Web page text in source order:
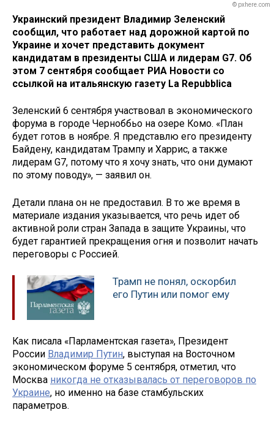
© pxhere.com
Украинский президент Владимир Зеленский
сообщил, что работает над дорожной картой по
Украине и хочет представить документ
кандидатам в президенты США и лидерам G7. Об
этом 7 сентября сообщает РИА Новости со
ссылкой на итальянскую газету La Repubblica
Зеленский 6 сентября участвовал в экономического
форума в городе Черноббьо на озере Комо. «План
будет готов в ноябре. Я представлю его президенту
Байдену, кандидатам Трампу и Харрис, а также
лидерам G7, потому что я хочу знать, что они думают
по этому поводу», — заявил он.
Детали плана он не предоставил. В то же время в
материале издания указывается, что речь идет об
активной роли стран Запада в защите Украины, что
будет гарантией прекращения огня и позволит начать
переговоры с Россией.
Трамп не понял, оскорбил
его Путин или помог ему
Как писала «Парламентская газета», Президент
России Владимир Путин, выступая на Восточном
экономическом форуме 5 сентября, отметил, что
Москва никогда не отказывалась от переговоров по
Украине, но именно на базе стамбульских
параметров.